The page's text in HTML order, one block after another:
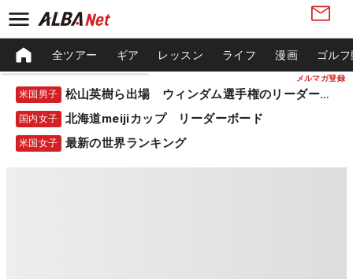
メルマガ登録
全ツアー ギア レッスン ライフ 漫画 ゴル
米国男子 松山英樹ら出場 ウィンダム選手権のリーダーボード
国内女子 北海道meijiカップ リーダーボード
米国女子 最新の世界ランキング